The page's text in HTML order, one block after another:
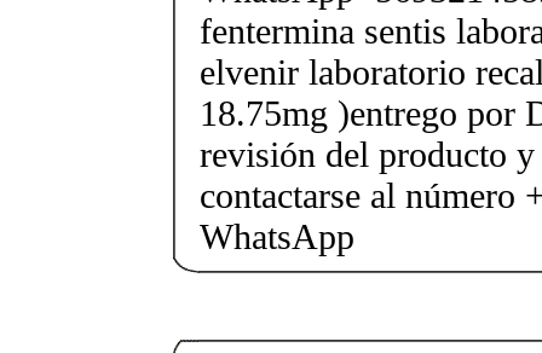
fentermina sentis
elvenir laboratorio
18.75mg )entrego por
revisión del producto
contactarse al número
WhatsApp